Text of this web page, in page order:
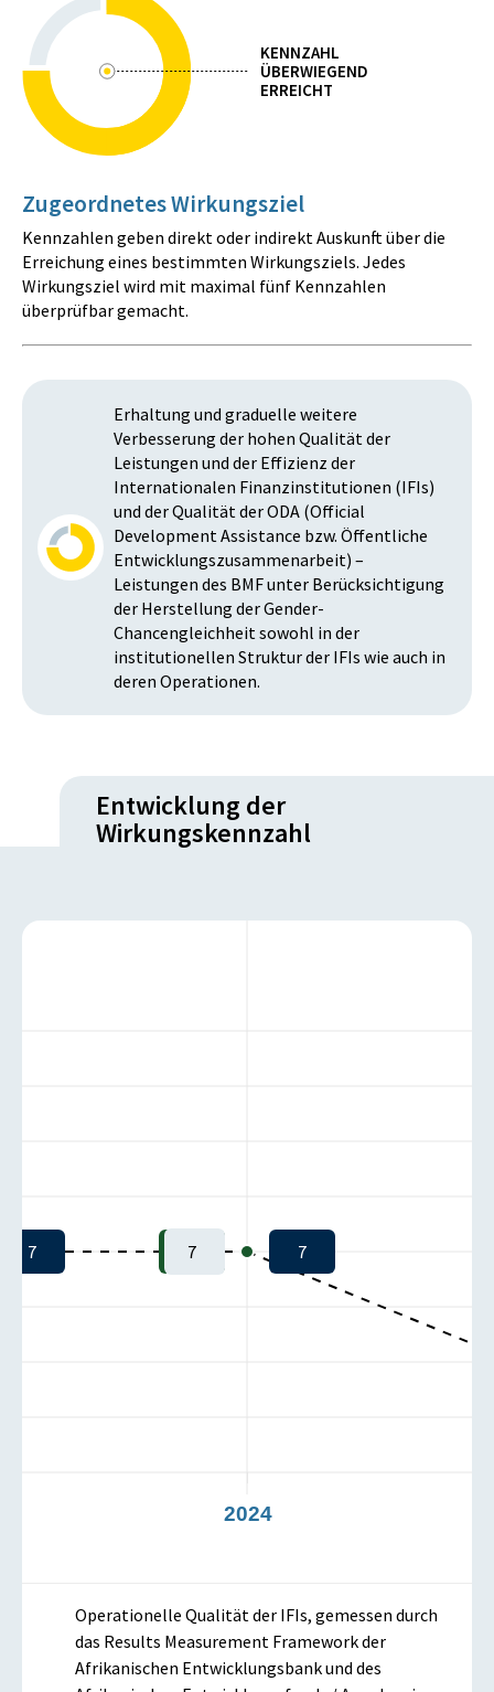
KENNZAHL
ÜBERWIEGEND
ERREICHT
Zugeordnetes Wirkungsziel
Kennzahlen geben direkt oder indirekt Auskunft über die
Erreichung eines bestimmten Wirkungsziels. Jedes
Wirkungsziel wird mit maximal fünf Kennzahlen
überprüfbar gemacht.
Erhaltung und graduelle weitere
Verbesserung der hohen Qualität der
Leistungen und der Effizienz der
Internationalen Finanzinstitutionen (IFIs)
und der Qualität der ODA (Official
Development Assistance bzw. Öffentliche
Entwicklungszusammenarbeit) –
Leistungen des BMF unter Berücksichtigung
der Herstellung der Gender-
Chancengleichheit sowohl in der
institutionellen Struktur der IFIs wie auch in
deren Operationen.
Entwicklung der
Wirkungskennzahl
2024
7 7 7
Operationelle Qualität der IFIs, gemessen durch
das Results Measurement Framework der
Afrikanischen Entwicklungsbank und des